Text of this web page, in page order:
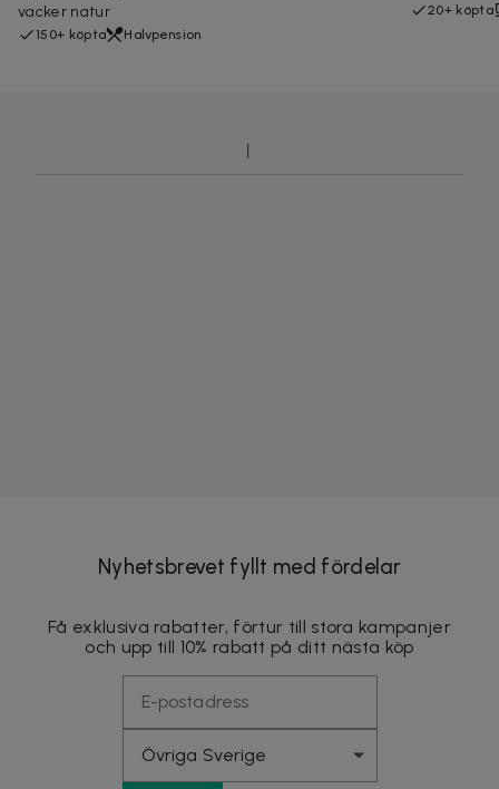
vacker natur
150+ köpta Halvpension
20+ köpta
Nyhetsbrevet fyllt med fördelar
Få exklusiva rabatter, förtur till stora kampanjer
och upp till 10% rabatt på ditt nästa köp